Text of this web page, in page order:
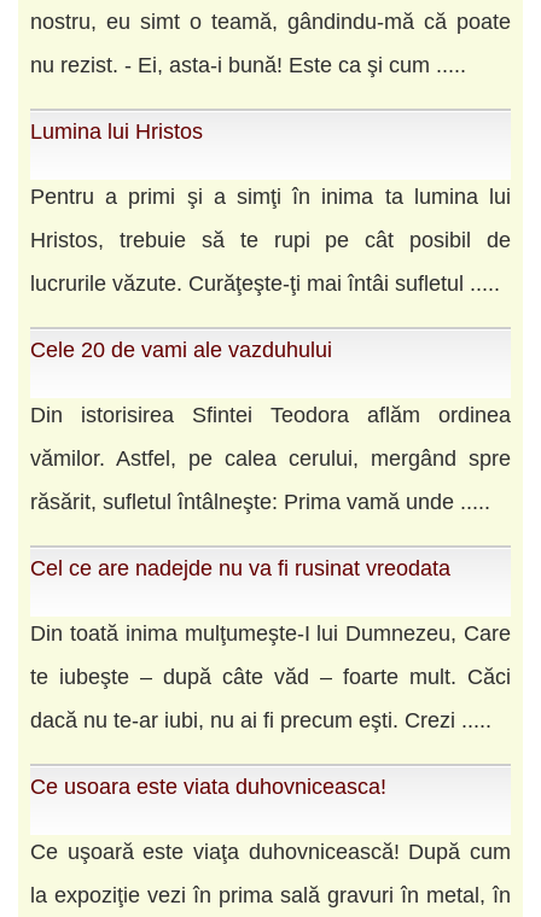
nostru, eu simt o teamă, gândindu-mă că poate
nu rezist. - Ei, asta-i bună! Este ca şi cum .....
Lumina lui Hristos
Pentru a primi şi a simţi în inima ta lumina lui
Hristos, trebuie să te rupi pe cât posibil de
lucrurile văzute. Curăţeşte-ţi mai întâi sufletul .....
Cele 20 de vami ale vazduhului
Din istorisirea Sfintei Teodora aflăm ordinea
vămilor. Astfel, pe calea cerului, mergând spre
răsărit, sufletul întâlneşte: Prima vamă unde .....
Cel ce are nadejde nu va fi rusinat vreodata
Din toată inima mulţumeşte-I lui Dumnezeu, Care
te iubeşte – după câte văd – foarte mult. Căci
dacă nu te-ar iubi, nu ai fi precum eşti. Crezi .....
Ce usoara este viata duhovniceasca!
Ce uşoară este viaţa duhovnicească! După cum
la expoziţie vezi în prima sală gravuri în metal, în